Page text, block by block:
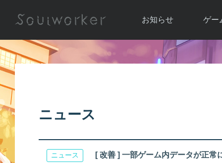
お知らせ
お知らせ一覧
ゲー
ソウ
アップ
ニュース
ニュース [ 改善 ] 一部ゲーム内データが正常